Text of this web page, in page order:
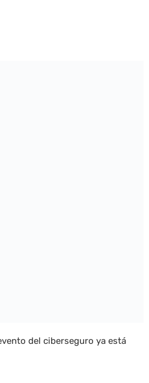
del ciberseguro ya está